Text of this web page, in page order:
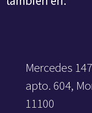
Mercedes
apto. 604,
11100